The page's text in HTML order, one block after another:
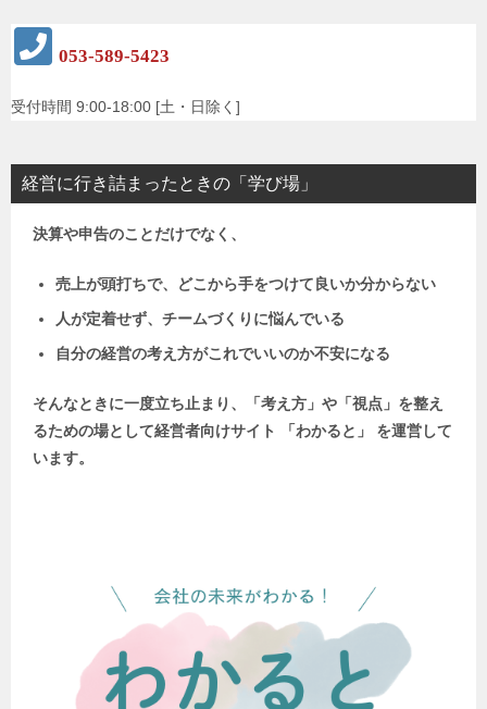
053-589-5423
受付時間 9:00-18:00 [土・日除く]
経営に行き詰まったときの「学び場」
決算や申告のことだけでなく、
売上が頭打ちで、どこから手をつけて良いか分からない
人が定着せず、チームづくりに悩んでいる
自分の経営の考え方がこれでいいのか不安になる
そんなときに一度立ち止まり、「考え方」や「視点」を整え
るための場として経営者向けサイト 「わかると」 を運営して
います。